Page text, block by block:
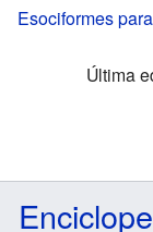
Esociformes
Última